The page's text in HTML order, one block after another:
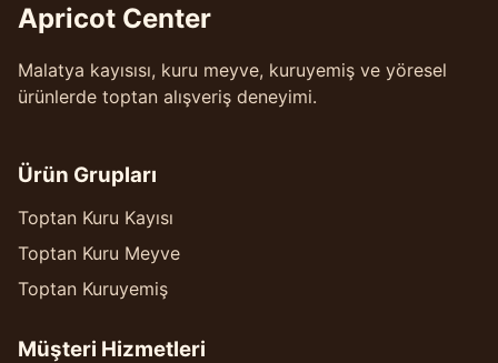
Apricot Center
Malatya kayısısı, kuru meyve, kuruyemiş ve yöresel
ürünlerde toptan alışveriş deneyimi.
Ürün Grupları
Toptan Kuru Kayısı
Toptan Kuru Meyve
Toptan Kuruyemiş
Müşteri Hizmetleri